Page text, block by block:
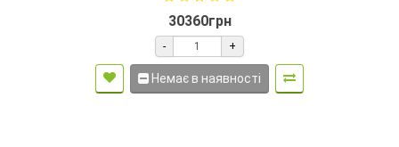
30360грн
- +
Немає в наявності